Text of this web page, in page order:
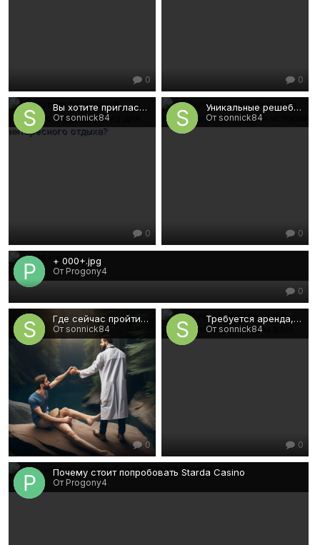
0 0
Вы хотите пригласить хорошую индивидуалку для интересного отдыха?
От sonnick84
0
Уникальные решебники по информатике, химии и истории
От sonnick84
0
+ 000+.jpg
От Progony4
0
Где сейчас пройти можно курсы оказания первой помощи?
От sonnick84
0
Требуется аренда, либо ремонт техники? Ждем Вас!
От sonnick84
0
Почему стоит попробовать Starda Casino
От Progony4